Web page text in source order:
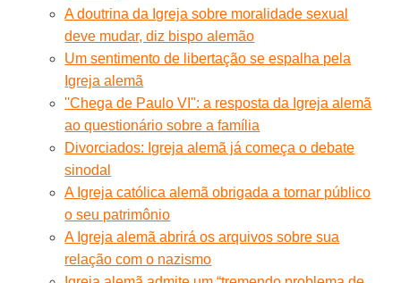
A doutrina da Igreja sobre moralidade sexual
deve mudar, diz bispo alemão
Um sentimento de libertação se espalha pela
Igreja alemã
''Chega de Paulo VI'': a resposta da Igreja alemã
ao questionário sobre a família
Divorciados: Igreja alemã já começa o debate
sinodal
A Igreja católica alemã obrigada a tornar público
o seu patrimônio
A Igreja alemã abrirá os arquivos sobre sua
relação com o nazismo